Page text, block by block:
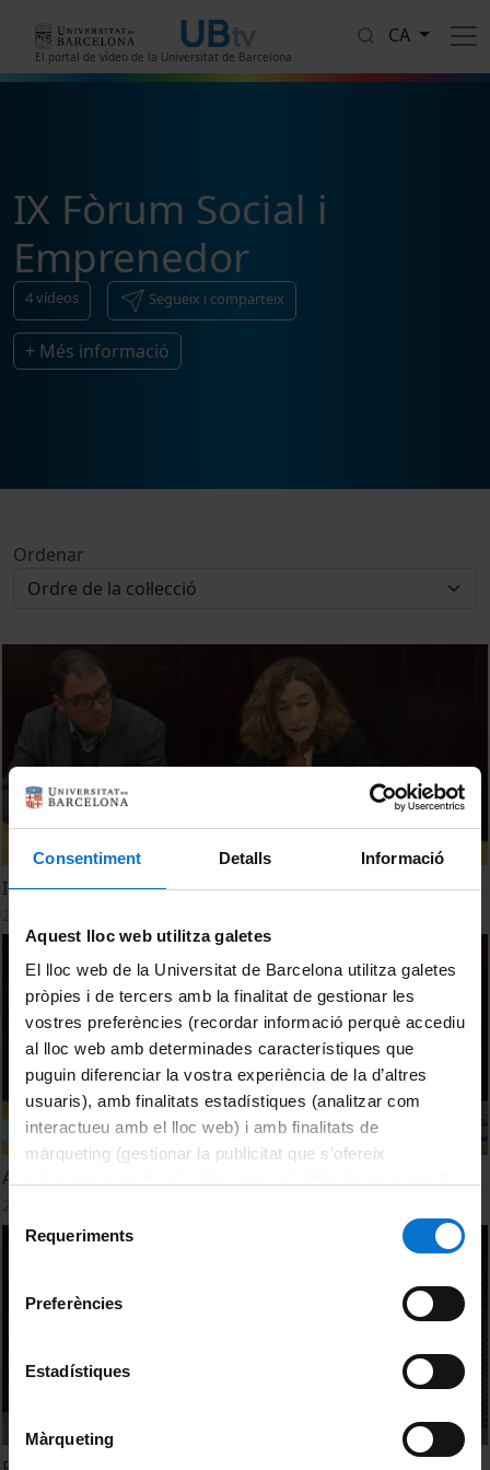
Consentiment Detalls Informació
Aquest lloc web utilitza galetes
El lloc web de la Universitat de Barcelona utilitza galetes
pròpies i de tercers amb la finalitat de gestionar les
vostres preferències (recordar informació perquè accediu
al lloc web amb determinades característiques que
puguin diferenciar la vostra experiència de la d’altres
usuaris), amb finalitats estadístiques (analitzar com
interactueu amb el lloc web) i amb finalitats de
màrqueting (gestionar la publicitat que s’ofereix
consultar laPolítica de galetes del lloc web de la
Requeriments
Preferències
Estadístiques
Màrqueting
El portal de vídeo de la Universitat de Barcelona
CA
IX Fòrum Social i
Emprenedor
4vídeos Segueix i comparteix
+ Més informació
Ordenar
Inauguració del IX Fòrum Social i Emprenedor
ApS: pràctiques externes i TFG